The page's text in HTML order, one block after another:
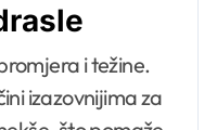
i težine.
izazovnijima za